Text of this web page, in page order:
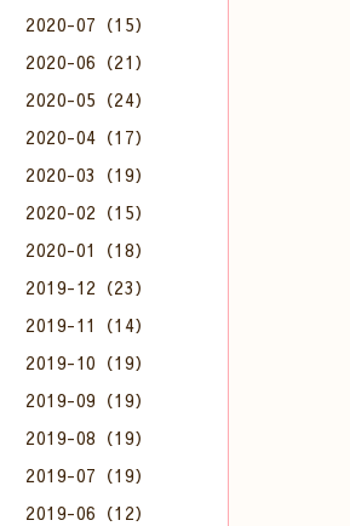
2020-07（15）
2020-06（21）
2020-05（24）
2020-04（17）
2020-03（19）
2020-02（15）
2020-01（18）
2019-12（23）
2019-11（14）
2019-10（19）
2019-09（19）
2019-08（19）
2019-07（19）
2019-06（12）